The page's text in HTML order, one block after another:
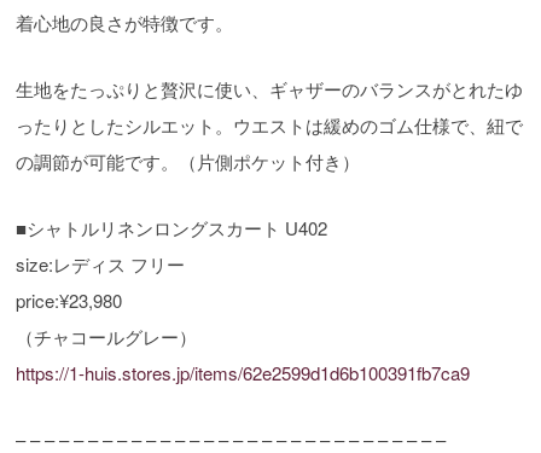
着心地の良さが特徴です。
生地をたっぷりと贅沢に使い、ギャザーのバランスがとれたゆ
ったりとしたシルエット。ウエストは緩めのゴム仕様で、紐で
の調節が可能です。（片側ポケット付き）
■シャトルリネンロングスカート U402
size:レディス フリー
price:¥23,980
（チャコールグレー）
https://1-huis.stores.jp/items/62e2599d1d6b100391fb7ca9
– – – – – – – – – – – – – – – – – – – – – – – – – – – – – –